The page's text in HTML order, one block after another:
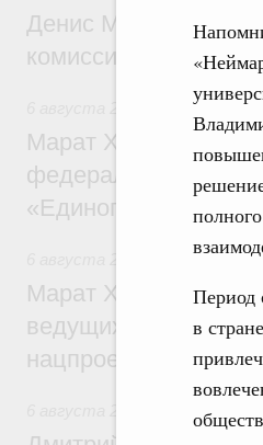
Период
в
Денис Мантуров
комиссии по
Марат Хуснуллин:
федерального
«Единого заказчика»
Марат Хуснуллин:
ведущих к
нацпроекту
Молодёжная